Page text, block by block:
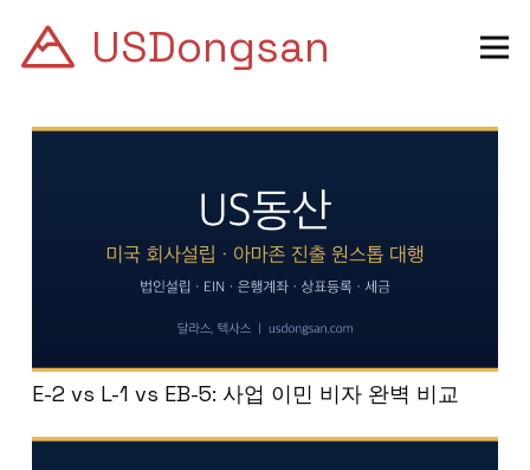
USDongsan
E-2 vs L-1 vs EB-5: 사업 이민 비자 완벽 비교